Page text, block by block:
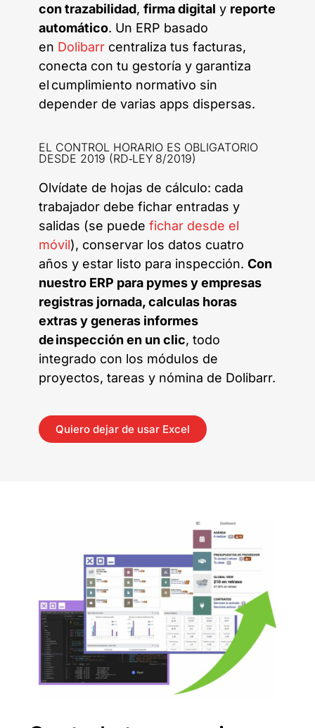
con trazabilidad, firma digital y reporte
automático. Un ERP basado
en Dolibarr centraliza tus facturas,
conecta con tu gestoría y garantiza
el cumplimiento normativo sin
depender de varias apps dispersas.
EL CONTROL HORARIO ES OBLIGATORIO
DESDE 2019 (RD‑LEY 8/2019)
Olvídate de hojas de cálculo: cada
trabajador debe fichar entradas y
salidas (se puede fichar desde el
móvil), conservar los datos cuatro
años y estar listo para inspección. Con
nuestro ERP para pymes y empresas
registras jornada, calculas horas
extras y generas informes
de inspección en un clic, todo
integrado con los módulos de
proyectos, tareas y nómina de Dolibarr.
Quiero dejar de usar Excel